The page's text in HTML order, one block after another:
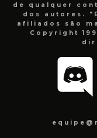
de qualquer
dos autores.
afiliados são
Copyright